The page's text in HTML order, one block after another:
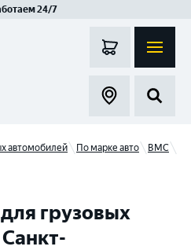
24/7
автомобилей По марке авто
BMC
грузовых